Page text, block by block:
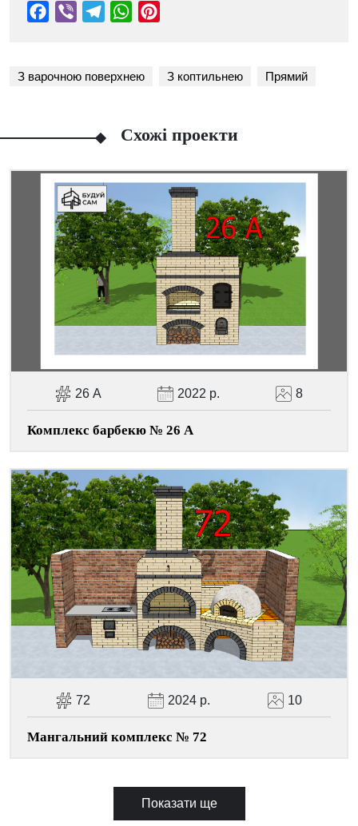
Facebook
ViberTelegramWhatsApp
Pinterest
З варочною поверхнею З коптильнею Прямий
Схожі проекти
26 А 2022 р. 8
Комплекс барбекю № 26 А
72 2024 р. 10
Мангальний комплекс № 72
Показати ще